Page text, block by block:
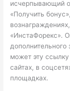
исчерпывающий
«Получить
«ИнстаФорекс».
дополнительного
может эту
сайтах, в
площадках.